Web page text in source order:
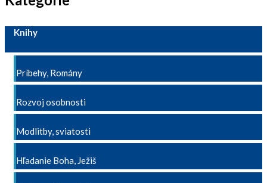
Knihy
Príbehy, Romány
Rozvoj osobnosti
Modlitby, sviatosti
Hľadanie Boha, Ježiš